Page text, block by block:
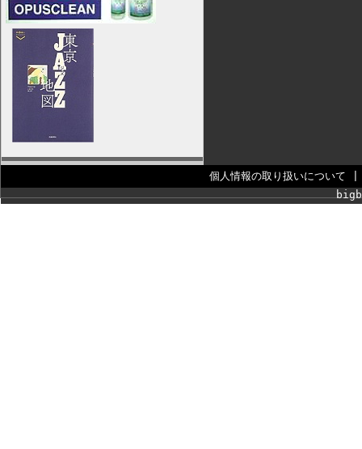
個人情報の取り扱いについて